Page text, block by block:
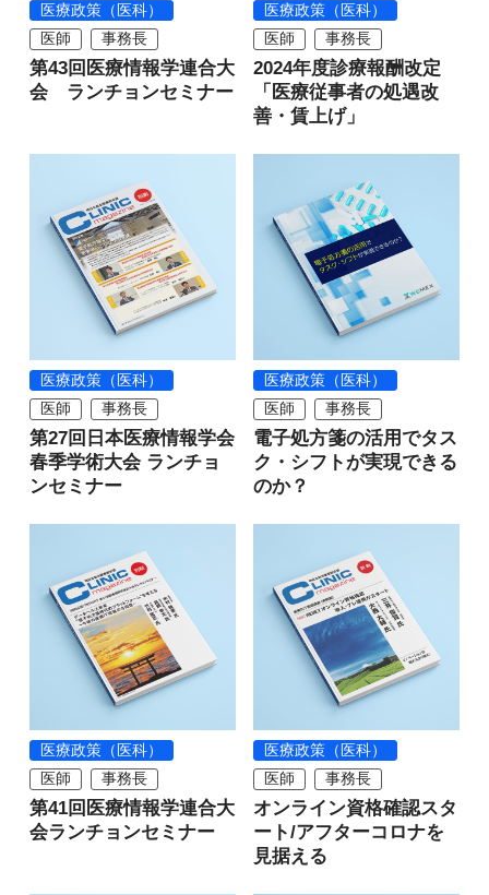
医療政策（医科）
医師
事務長
第43回医療情報学連合大
会 ランチョンセミナー
医療政策（医科）
医師
事務長
2024年度診療報酬改定
「医療従事者の処遇改
善・賃上げ」
医療政策（医科）
医師
事務長
第27回日本医療情報学会
春季学術大会 ランチョ
ンセミナー
医療政策（医科）
医師
事務長
電子処方箋の活用でタス
ク・シフトが実現できる
のか？
医療政策（医科）
医師
事務長
第41回医療情報学連合大
会ランチョンセミナー
医療政策（医科）
医師
事務長
オンライン資格確認スタ
ート/アフターコロナを
見据える